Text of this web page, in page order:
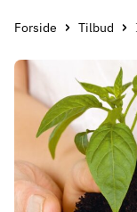
Forside Tilbud